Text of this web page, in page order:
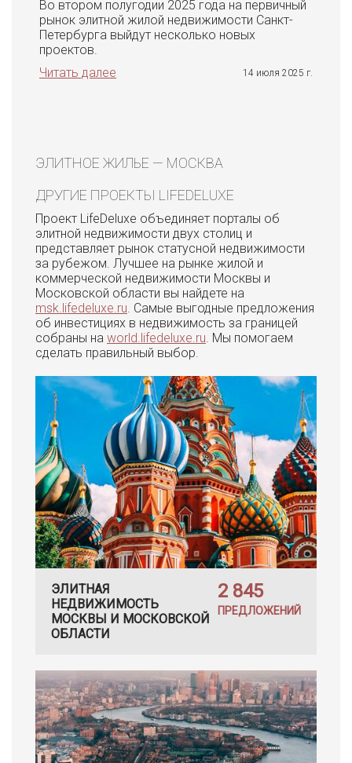
Во втором полугодии 2025 года на первичный
рынок элитной жилой недвижимости Санкт-
Петербурга выйдут несколько новых
проектов.
Читать далее
14 июля 2025 г.
ЭЛИТНОЕ ЖИЛЬЕ — МОСКВА
ДРУГИЕ ПРОЕКТЫ LIFEDELUXE
Проект LifeDeluxe объединяет порталы об
элитной недвижимости двух столиц и
представляет рынок статусной недвижимости
за рубежом. Лучшее на рынке жилой и
коммерческой недвижимости Москвы и
Московской области вы найдете на
msk.lifedeluxe.ru . Самые выгодные предложения
об инвестициях в недвижимость за границей
собраны на world.lifedeluxe.ru . Мы помогаем
сделать правильный выбор.
ЭЛИТНАЯ
НЕДВИЖИМОСТЬ
МОСКВЫ И МОСКОВСКОЙ
ОБЛАСТИ
2 845
ПРЕДЛОЖЕНИЙ